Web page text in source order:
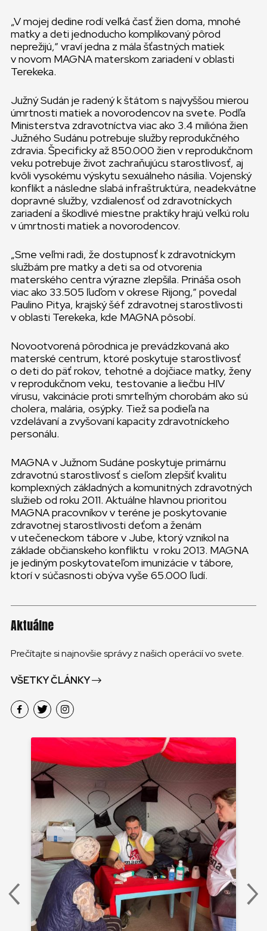
„V mojej dedine rodí veľká časť žien doma, mnohé
matky a deti jednoducho komplikovaný pôrod
neprežijú,“ vraví jedna z mála šťastných matiek
v novom MAGNA materskom zariadení v oblasti
Terekeka.
Južný Sudán je radený k štátom s najvyššou mierou
úmrtnosti matiek a novorodencov na svete. Podľa
Ministerstva zdravotníctva viac ako 3.4 milióna žien
Južného Sudánu potrebuje služby reprodukčného
zdravia. Špecificky až 850.000 žien v reprodukčnom
veku potrebuje život zachraňujúcu starostlivosť, aj
kvôli vysokému výskytu sexuálneho násilia. Vojenský
konflikt a následne slabá infraštruktúra, neadekvátne
dopravné služby, vzdialenosť od zdravotníckych
zariadení a škodlivé miestne praktiky hrajú veľkú rolu
v úmrtnosti matiek a novorodencov.
„Sme veľmi radi, že dostupnosť k zdravotníckym
službám pre matky a deti sa od otvorenia
materského centra výrazne zlepšila. Prináša osoh
viac ako 33.505 ľuďom v okrese Rijong,“ povedal
Paulino Pitya, krajský šéf zdravotnej starostlivosti
v oblasti Terekeka, kde MAGNA pôsobí.
Novootvorená pôrodnica je prevádzkovaná ako
materské centrum, ktoré poskytuje starostlivosť
o deti do päť rokov, tehotné a dojčiace matky, ženy
v reprodukčnom veku, testovanie a liečbu HIV
vírusu, vakcinácie proti smrteľným chorobám ako sú
cholera, malária, osýpky. Tiež sa podieľa na
vzdelávaní a zvyšovaní kapacity zdravotníckeho
personálu.
MAGNA v Južnom Sudáne poskytuje primárnu
zdravotnú starostlivosť s cieľom zlepšiť kvalitu
komplexných základných a komunitných zdravotných
služieb od roku 2011. Aktuálne hlavnou prioritou
MAGNA pracovníkov v teréne je poskytovanie
zdravotnej starostlivosti deťom a ženám
v utečeneckom tábore v Jube, ktorý vznikol na
základe občianskeho konfliktu v roku 2013. MAGNA
je jediným poskytovateľom imunizácie v tábore,
ktorí v súčasnosti obýva vyše 65.000 ľudí.
Aktuálne
Prečítajte si najnovšie správy z našich operácií vo svete.
VŠETKY ČLÁNKY